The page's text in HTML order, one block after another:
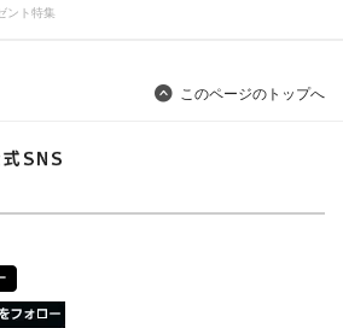
ント特集
このページのトップへ